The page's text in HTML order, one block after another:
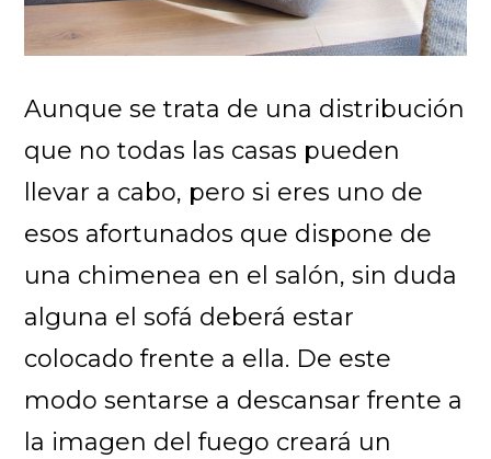
Aunque se trata de una distribución
que no todas las casas pueden
llevar a cabo, pero si eres uno de
esos afortunados que dispone de
una chimenea en el salón, sin duda
alguna el sofá deberá estar
colocado frente a ella. De este
modo sentarse a descansar frente a
la imagen del fuego creará un